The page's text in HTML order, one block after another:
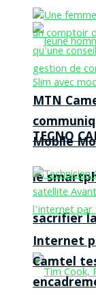
TECNO
le
sacrifier
MTN
Mobile
Internet
Camtel